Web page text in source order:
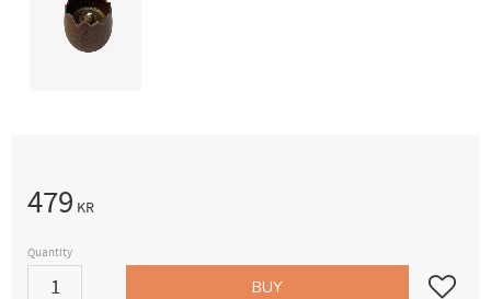
479 KR
Quantity
BUY Add to